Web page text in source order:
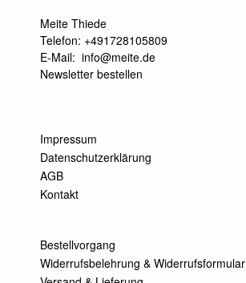
Meite Thiede
Telefon: +491728105809
E-Mail: info@meite.de
Newsletter bestellen
Impressum
Datenschutzerklärung
AGB
Kontakt
Bestellvorgang
Widerrufsbelehrung & Widerrufsformular